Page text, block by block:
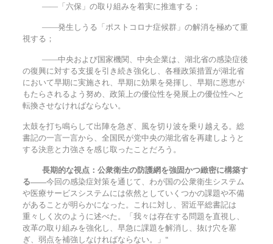
――「六保」の取り組みを着実に推進する；
――発生しうる「ポストコロナ症候群」の解消を極めて重
視する；
――中央および国家機関、中央企業は、湖北省の感染症後
の復興に対する支援を引き続き強化し、各種政策措置が湖北省
において早期に実施され、早期に効果を発揮し、早期に恩恵が
もたらされるよう努め、政策上の優位性を発展上の優位性へと
転換させなければならない。
太鼓を打ち鳴らして出陣を急ぎ、風を切り波を乗り越える。総
書記の一言一言から、全国民が党中央の湖北省を再建しようと
する決意と力強さを感じ取ったことだろう。
長期的な視点：公衆衛生の防護網を強固かつ緻密に構築す
る――今回の感染症対策を通じて、わが国の公衆衛生システム
や医療サービスシステムには依然としていくつかの課題や不備
があることが明らかになった。これに対し、習近平総書記は
重々しく次のように述べた。「我々は存在する問題を直視し、
改革の取り組みを強化し、早急に課題を解消し、抜け穴を塞
ぎ、弱点を補強しなければならない。」“